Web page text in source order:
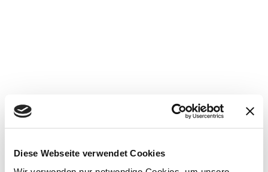
Diese Webseite verwendet Cookies